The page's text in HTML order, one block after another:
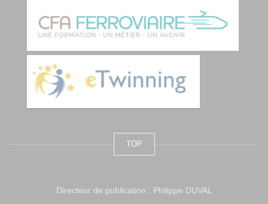
TOP
Directeur de publication : Philippe DUVAL